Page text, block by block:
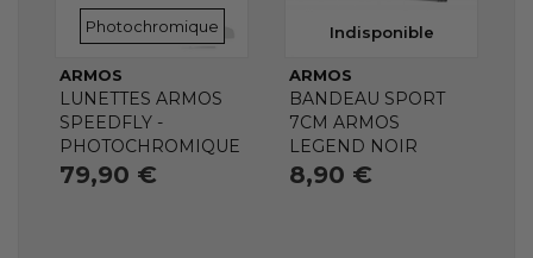
VERRES
Photochromique
ARMOS
LUNETTES ARMOS
SPEEDFLY -
PHOTOCHROMIQUE
79,90 €
Indisponible
ARMOS
BANDEAU SPORT
7CM ARMOS
LEGEND NOIR
8,90 €